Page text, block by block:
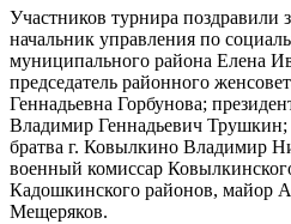
Участников турнира поздравили
начальник управления по
муниципального района Елена
председатель районного
Геннадьевна Горбунова;
Владимир Геннадьевич Трушкин;
братва г. Ковылкино Владимир
военный комиссар
Кадошкинского районов, майор
Мещеряков.